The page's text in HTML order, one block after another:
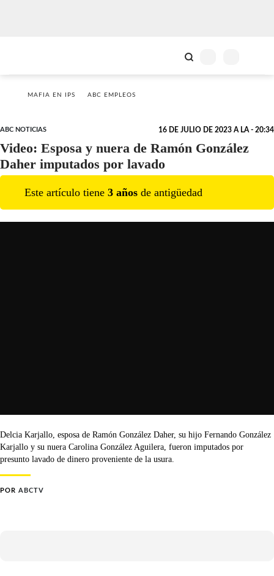
MAFIA EN IPS ABC EMPLEOS
ABC NOTICIAS 16 DE JULIO DE 2023 A LA - 20:34
Video: Esposa y nuera de Ramón González
Daher imputados por lavado
Este artículo tiene 3 años de antigüedad
Delcia Karjallo, esposa de Ramón González Daher, su hijo Fernando González
Karjallo y su nuera Carolina González Aguilera, fueron imputados por
presunto lavado de dinero proveniente de la usura.
POR ABCTV